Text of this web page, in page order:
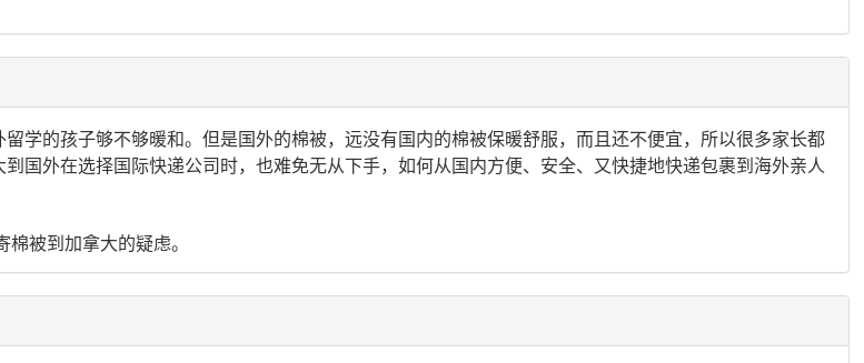
学的孩子够不够暖和。但是国外的棉被，远没有国内的棉被保暖舒服，而且还不便宜，所以很多家长都
国外在选择国际快递公司时，也难免无从下手，如何从国内方便、安全、又快捷地快递包裹到海外亲人
棉被到加拿大的疑虑。